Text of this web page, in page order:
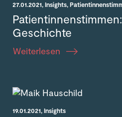
27.01.2021, Insights,
Geschichte
Weiterlesen
19.01.2021, Insights